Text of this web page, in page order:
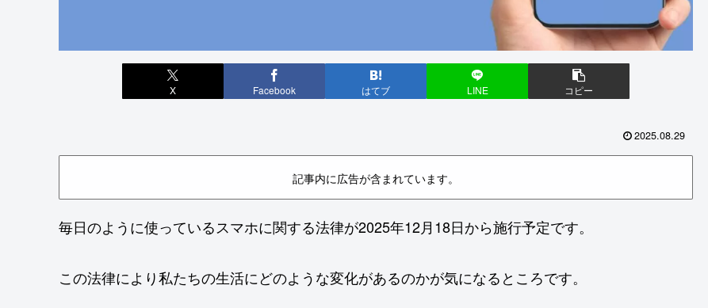
X Facebook はてブ LINE コピー
2025.08.29
記事内に広告が含まれています。
毎日のように使っているスマホに関する法律が2025年12月18日から施行予定です。
この法律により私たちの生活にどのような変化があるのかが気になるところです。